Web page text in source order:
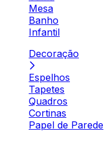
Mesa
Banho
Infantil
Decoração
Espelhos
Tapetes
Quadros
Cortinas
Papel de Parede